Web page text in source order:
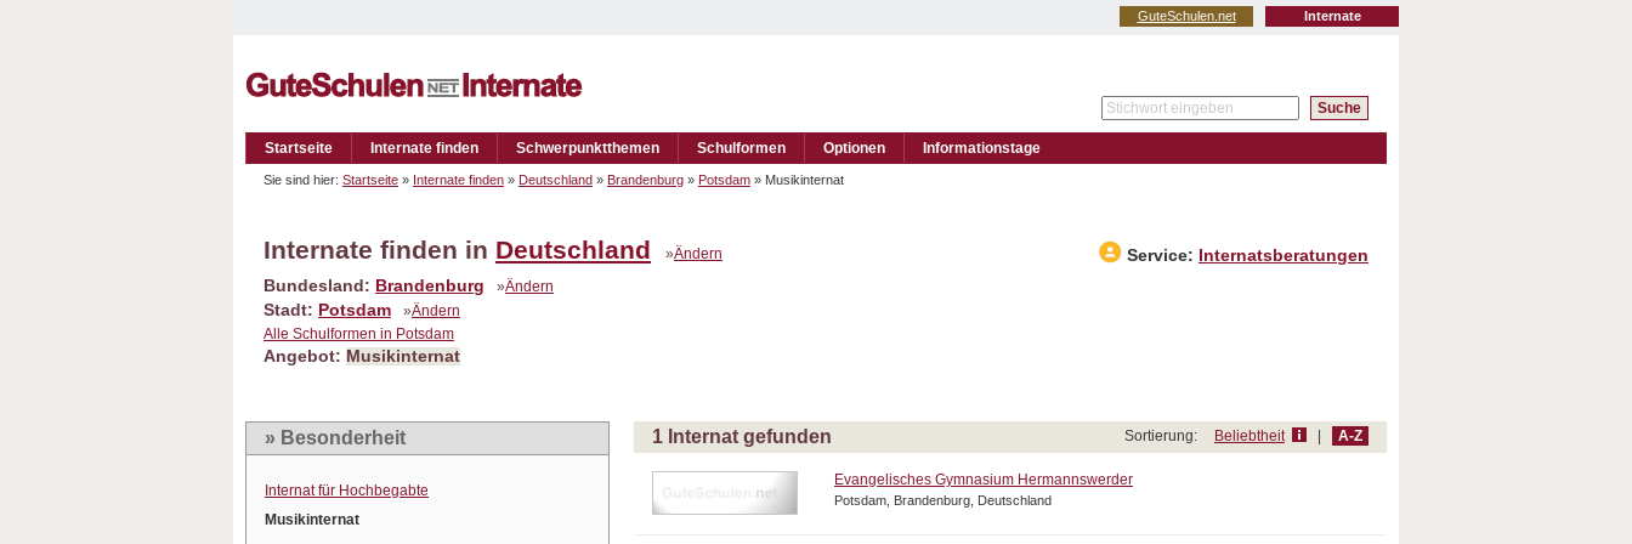
Internate
GuteSchulen.net
Startseite Internate finden Schwerpunktthemen Schulformen Optionen Informationstage
Sie sind hier: Startseite » Internate finden » Deutschland » Brandenburg » Potsdam » Musikinternat
Internate finden in Deutschland »Ändern Service:
Internatsberatungen
Bundesland: Brandenburg »Ändern
Stadt: Potsdam »Ändern
Alle Schulformen in Potsdam
Angebot: Musikinternat
» Besonderheit
Internat für Hochbegabte
Musikinternat
1 Internat gefunden Sortierung: Beliebtheit A-Z
Evangelisches Gymnasium Hermannswerder
Potsdam, Brandenburg, Deutschland